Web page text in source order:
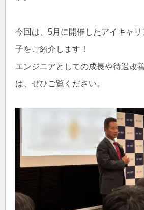
今回は、5月に開催したアイキャ
子をご紹介します！
エンジニアとしての成長や待遇改
は、ぜひご覧ください。